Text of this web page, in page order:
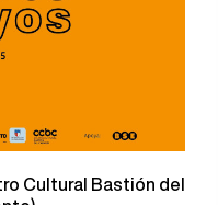
Cultural Bastión del